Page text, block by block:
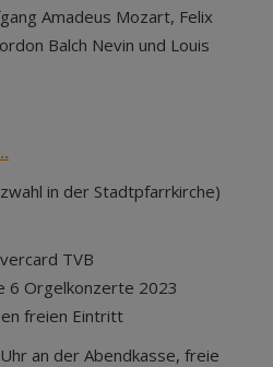
Amadeus Mozart, Felix
Balch Nevin und Louis
in der Stadtpfarrkirche)
TVB
6 Orgelkonzerte 2023
freien Eintritt
an der Abendkasse, freie